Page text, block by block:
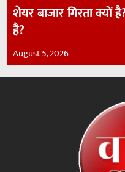
शेयर बाजार गिरता
है?
August 5, 2026